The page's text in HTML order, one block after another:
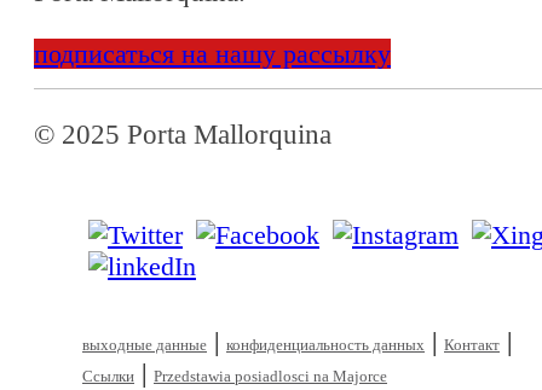
подписаться на нашу рассылку
© 2025 Porta Mallorquina
выходные данные | конфиденциальность данных | Контакт |
Ссылки | Przedstawia posiadlosci na Majorce